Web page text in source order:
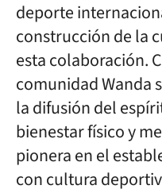
deporte
construcción de la
esta colaboración.
comunidad Wanda
la difusión del
bienestar físico y
pionera en el
con cultura